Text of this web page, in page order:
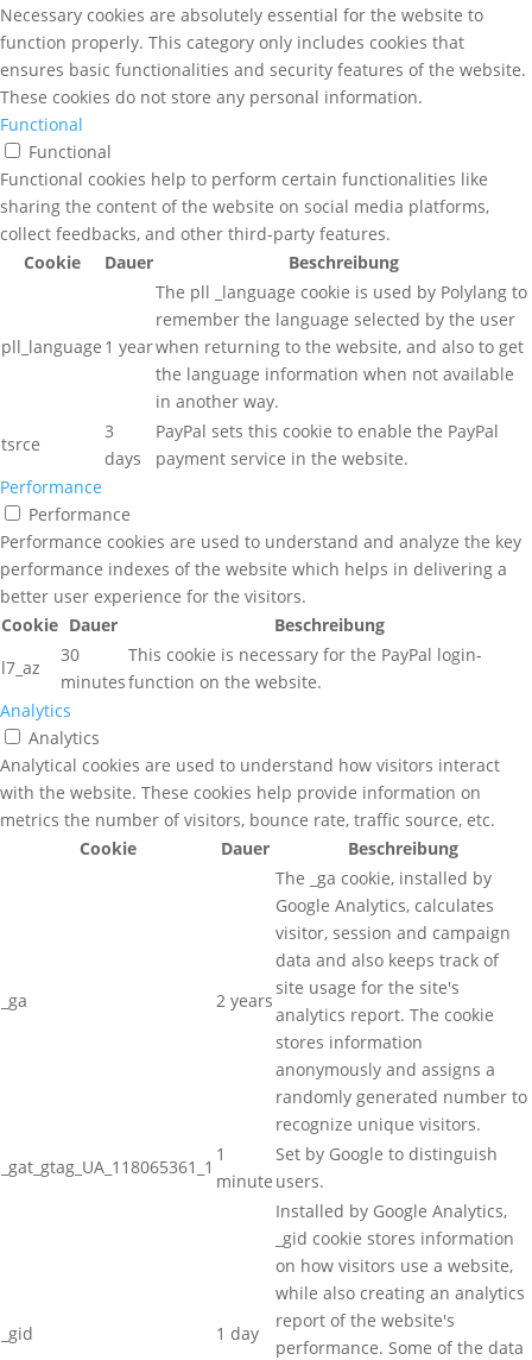
Necessary cookies are absolutely essential for the website to
function properly. This category only includes cookies that
ensures basic functionalities and security features of the website.
These cookies do not store any personal information.
Functional
Functional
Functional cookies help to perform certain functionalities like
sharing the content of the website on social media platforms,
collect feedbacks, and other third-party features.
Cookie
Dauer Beschreibung
pll_language 1 year
The pll _language cookie is used by Polylang to
remember the language selected by the user
when returning to the website, and also to get
the language information when not available
in another way.
tsrce
3
days
PayPal sets this cookie to enable the PayPal
payment service in the website.
Performance
Performance
Performance cookies are used to understand and analyze the key
performance indexes of the website which helps in delivering a
better user experience for the visitors.
Cookie Dauer
Beschreibung
l7_az
30
minutes
This cookie is necessary for the PayPal login-
function on the website.
Analytics
Analytics
Analytical cookies are used to understand how visitors interact
with the website. These cookies help provide information on
metrics the number of visitors, bounce rate, traffic source, etc.
Cookie
Dauer Beschreibung
_ga 2 years
The _ga cookie, installed by
Google Analytics, calculates
visitor, session and campaign
data and also keeps track of
site usage for the site's
analytics report. The cookie
stores information
anonymously and assigns a
randomly generated number to
recognize unique visitors.
_gat_gtag_UA_118065361_1
1
minute
Set by Google to distinguish
users.
_gid 1 day
Installed by Google Analytics,
_gid cookie stores information
on how visitors use a website,
while also creating an analytics
report of the website's
performance. Some of the data